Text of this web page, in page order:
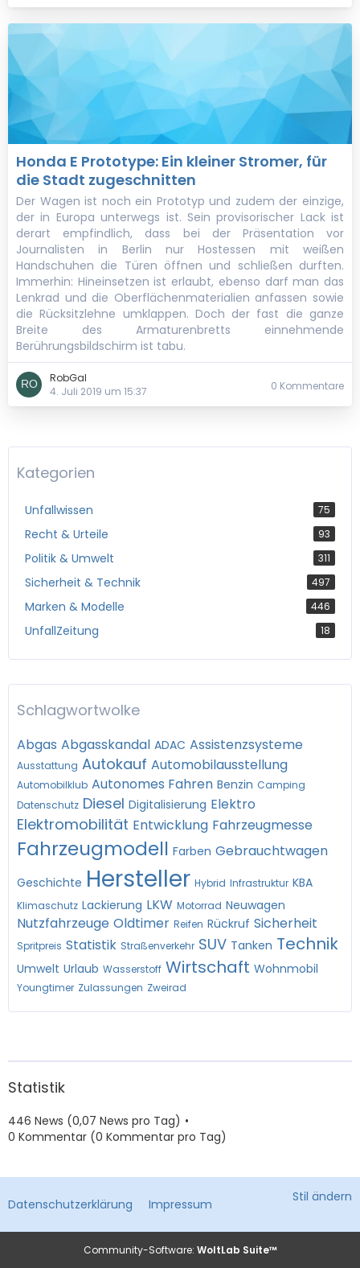
Honda E Prototype: Ein kleiner Stromer, für
die Stadt zugeschnitten
Der Wagen ist noch ein Prototyp und zudem der einzige,
der in Europa unterwegs ist. Sein provisorischer Lack ist
derart empfindlich, dass bei der Präsentation vor
Journalisten in Berlin nur Hostessen mit weißen
Handschuhen die Türen öffnen und schließen durften.
Immerhin: Hineinsetzen ist erlaubt, ebenso darf man das
Lenkrad und die Oberflächenmaterialien anfassen sowie
die Rücksitzlehne umklappen. Doch der fast die ganze
Breite des Armaturenbretts einnehmende
Berührungsbildschirm ist tabu.
RobGal
4. Juli 2019 um 15:37
0 Kommentare
Kategorien
Unfallwissen 75
Recht & Urteile 93
Politik & Umwelt 311
Sicherheit & Technik 497
Marken & Modelle 446
UnfallZeitung 18
Schlagwortwolke
Abgas Abgasskandal ADAC Assistenzsysteme
Ausstattung Autokauf Automobilausstellung
Automobilklub Autonomes Fahren Benzin Camping
Datenschutz Diesel Digitalisierung Elektro
Elektromobilität Entwicklung Fahrzeugmesse
Fahrzeugmodell Farben Gebrauchtwagen
Geschichte Hersteller Hybrid Infrastruktur KBA
Klimaschutz Lackierung LKW Motorrad Neuwagen
Nutzfahrzeuge Oldtimer Reifen Rückruf Sicherheit
Spritpreis Statistik Straßenverkehr SUV Tanken Technik
Umwelt Urlaub Wasserstoff Wirtschaft Wohnmobil
Youngtimer Zulassungen Zweirad
Statistik
446 News (0,07 News pro Tag)
0 Kommentar (0 Kommentar pro Tag)
Stil ändern
Datenschutzerklärung Impressum
Community-Software: WoltLab Suite™